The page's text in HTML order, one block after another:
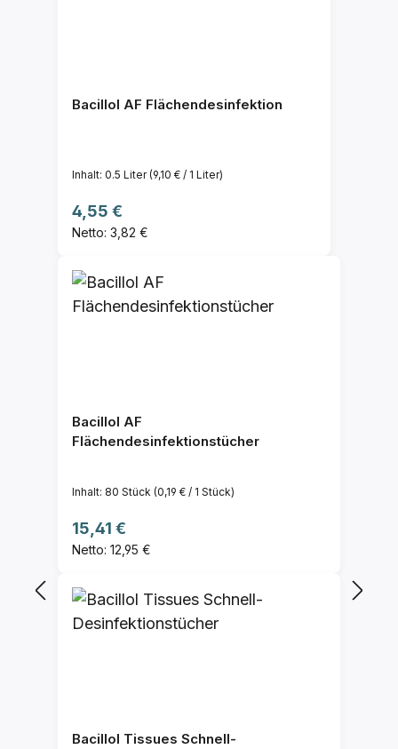
Bacillol AF Flächendesinfektion
Inhalt: 0.5 Liter(9,10 € / 1 Liter)
Regulärer Preis:
4,55 €
Netto: 3,82 €
Bacillol AF
Flächendesinfektionstücher
Inhalt: 80 Stück (0,19 € / 1 Stück)
Regulärer Preis:
15,41 €
Netto: 12,95 €
Bacillol Tissues Schnell-